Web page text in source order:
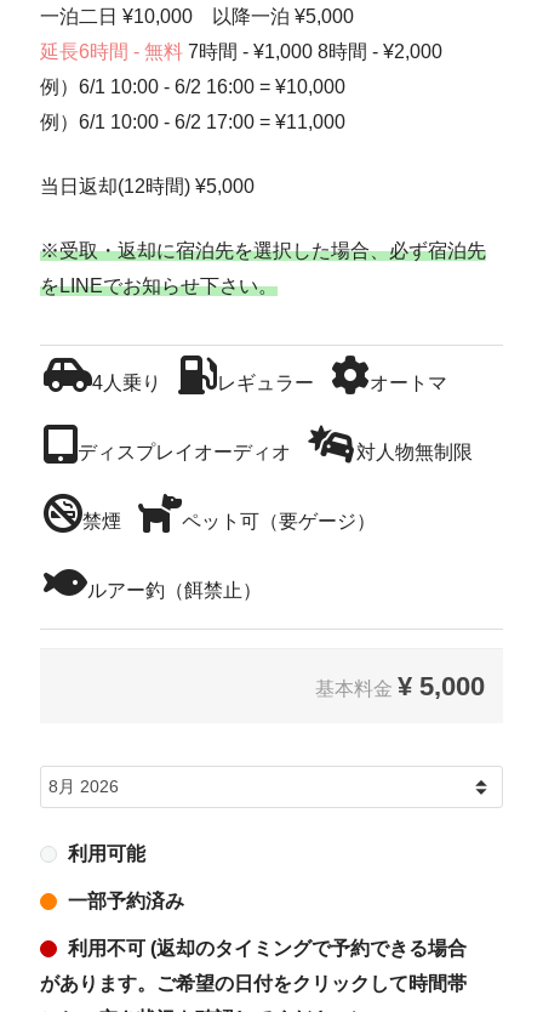
一泊二日 ¥10,000 以降一泊 ¥5,000
延長6時間 - 無料7時間 - ¥1,000 8時間 - ¥2,000
例）6/1 10:00 - 6/2 16:00 = ¥10,000
例）6/1 10:00 - 6/2 17:00 = ¥11,000
当日返却(12時間) ¥5,000
※受取・返却に宿泊先を選択した場合、必ず宿泊先
をLINEでお知らせ下さい。
4人乗り レギュラー オートマ
ディスプレイオーディオ 対人物無制限
禁煙 ペット可（要ゲージ）
ルアー釣（餌禁止）
基本料金 ¥ 5,000
利用可能
一部予約済み
利用不可 (返却のタイミングで予約できる場合
があります。ご希望の日付をクリックして時間帯